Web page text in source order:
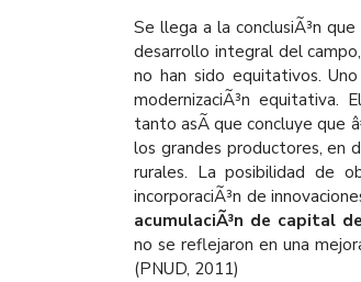
Se llega a la conclusiÃ³n
desarrollo integral del
no han sido equitativos.
modernizaciÃ³n
tanto asÃ­ que concluye que
los grandes productores, en
rurales. La posibilidad de
incorporaciÃ³n de
acumulaciÃ³n de capital
no se reflejaron en una
(PNUD, 2011)